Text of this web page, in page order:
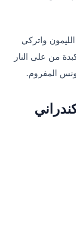
واتركي
الكبدة من على النار
المفروم.